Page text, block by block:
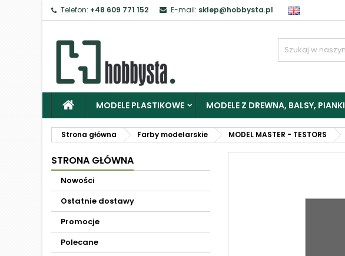
Telefon: +48 609 771 152 E-mail: sklep@hobbysta.pl
MODELE PLASTIKOWE MODELE Z DREWNA, BALSY, PIANKI
Strona główna Farby modelarskie MODEL MASTER - TESTORS
STRONA GŁÓWNA
Nowości
Ostatnie dostawy
Promocje
Polecane